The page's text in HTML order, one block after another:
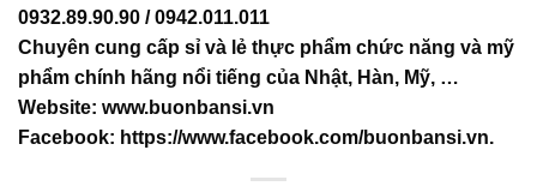
0932.89.90.90 / 0942.011.011
Chuyên cung cấp sỉ và lẻ thực phẩm chức năng và mỹ
phẩm chính hãng nổi tiếng của Nhật, Hàn, Mỹ, …
Website: www.buonbansi.vn
Facebook: https://www.facebook.com/buonbansi.vn.